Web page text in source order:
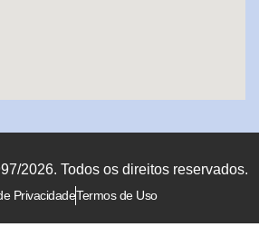
2026. Todos os direitos reservados.
PrivacidadeTermos de Uso